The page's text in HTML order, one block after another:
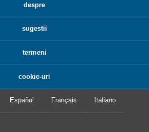
despre
sugestii
termeni
cookie-uri
Español Français Italiano